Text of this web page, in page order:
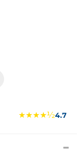
★★★★½4.7